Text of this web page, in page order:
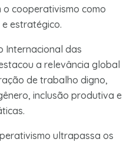
cooperativismo como
estratégico.
Internacional das
a relevância global
de trabalho digno,
inclusão produtiva e
ultrapassa os